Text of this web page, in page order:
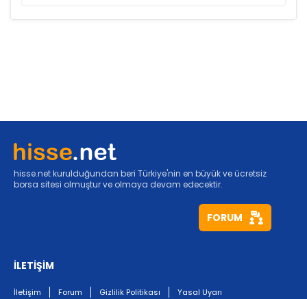
hisse.net kurulduğundan beri Türkiye'nin en büyük ve ücretsiz
borsa sitesi olmuştur ve olmaya devam edecektir.
FORUM
İLETİŞİM
İletişim Forum Gizlilik Politikası Yasal Uyarı